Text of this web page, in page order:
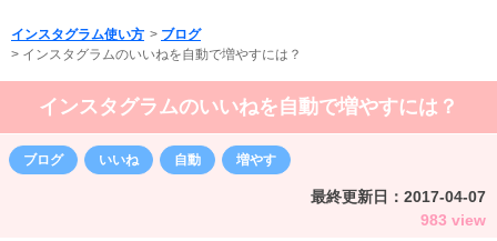
インスタグラム使い方 > ブログ
> インスタグラムのいいねを自動で増やすには？
インスタグラムのいいねを自動で増やすには？
ブログ いいね 自動 増やす
最終更新日： 2017-04-07
983 view